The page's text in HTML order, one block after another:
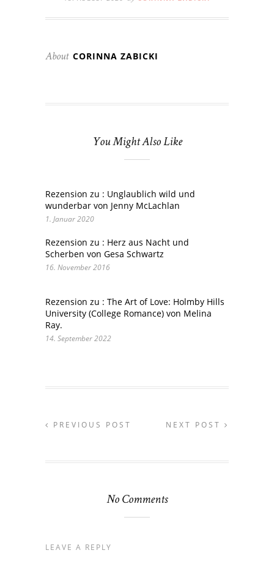
About CORINNA ZABICKI
You Might Also Like
Rezension zu : Unglaublich wild und
wunderbar von Jenny McLachlan
1. Januar 2020
Rezension zu : Herz aus Nacht und
Scherben von Gesa Schwartz
16. November 2016
Rezension zu : The Art of Love: Holmby Hills
University (College Romance) von Melina
Ray.
14. September 2022
PREVIOUS POST NEXT POST
No Comments
LEAVE A REPLY